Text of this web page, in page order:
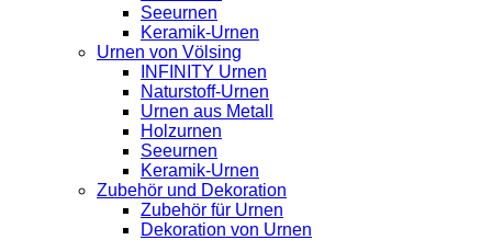
Seeurnen
Keramik-Urnen
Urnen von Völsing
INFINITY Urnen
Naturstoff-Urnen
Urnen aus Metall
Holzurnen
Seeurnen
Keramik-Urnen
Zubehör und Dekoration
Zubehör für Urnen
Dekoration von Urnen